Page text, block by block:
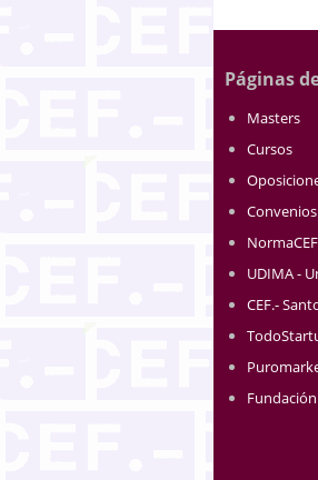
Páginas
Masters
Cursos
UDIMA -
CEF.-
Fundación